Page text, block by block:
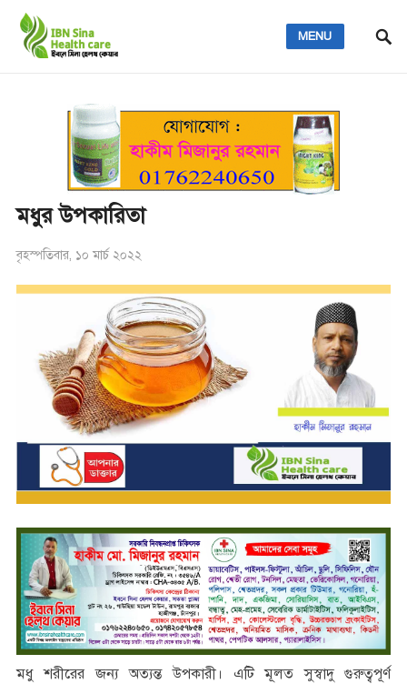
MENU
মধুর উপকারিতা
বৃহস্পতিবার, ১০ মার্চ ২০২২
মধু শরীরের জন্য অত্যন্ত উপকারী। এটি মূলত সুস্বাদু গুরুত্বপূর্ণ